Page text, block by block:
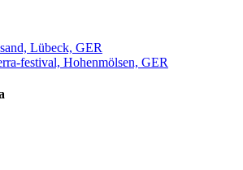
Lübeck, GER
festival, Hohenmölsen, GER